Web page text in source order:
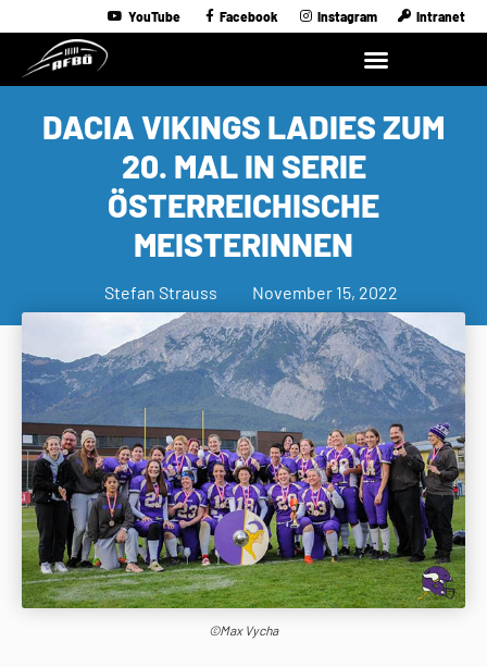
YouTube Facebook Instagram Intranet
DACIA VIKINGS LADIES ZUM
20. MAL IN SERIE
ÖSTERREICHISCHE
MEISTERINNEN
Stefan Strauss November 15, 2022
©Max Vycha